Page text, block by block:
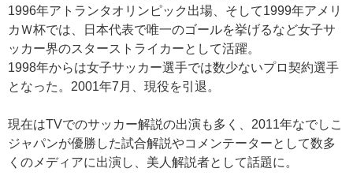
1996年アトランタオリンピック出場、そして1999年アメリ
カＷ杯では、日本代表で唯一のゴールを挙げるなど女子サ
ッカー界のスターストライカーとして活躍。
1998年からは女子サッカー選手では数少ないプロ契約選手
となった。2001年7月、現役を引退。
現在はTVでのサッカー解説の出演も多く、2011年なでしこ
ジャパンが優勝した試合解説やコメンテーターとして数多
くのメディアに出演し、美人解説者として話題に。